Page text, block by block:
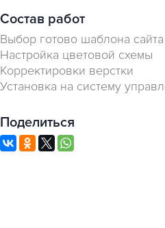
Состав работ
Выбор готово шаблона сайта
Настройка цветовой схемы
Корректировки верстки
Установка на систему
Поделиться